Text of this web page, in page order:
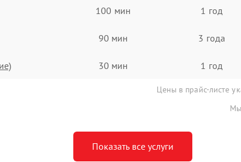
100 мин 1 год
90 мин 3 года
30 мин 1 год
Цены в прайс-листе
Показать все услуги